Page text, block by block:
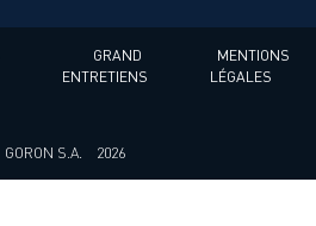
GRAND
ENTRETIENS
MENTIONS
LÉGALES
GORON S.A. 2026